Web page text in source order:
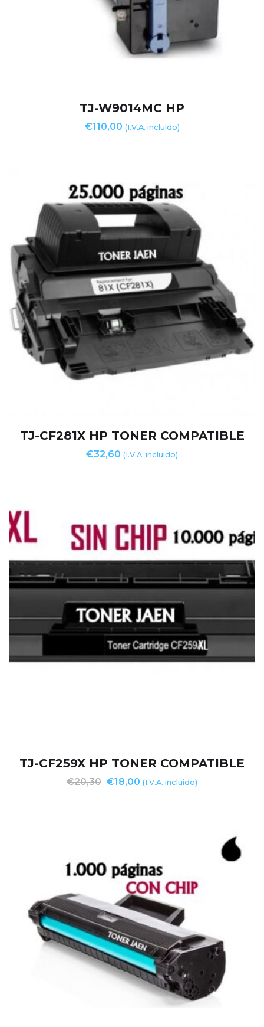
TJ-W9014MC HP
€110,00 (I.V.A. incluido)
TJ-CF281X HP TONER COMPATIBLE
€32,60 (I.V.A. incluido)
TJ-CF259X HP TONER COMPATIBLE
€20,30 €18,00 (I.V.A. incluido)